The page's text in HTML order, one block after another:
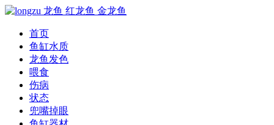
首页
鱼缸水质
龙鱼发色
喂食
伤病
状态
兜嘴掉眼